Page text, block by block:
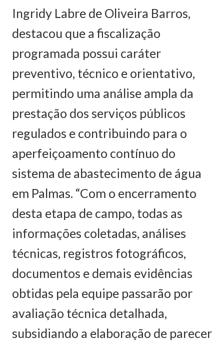
Ingridy Labre de Oliveira Barros,
destacou que a fiscalização
programada possui caráter
preventivo, técnico e orientativo,
permitindo uma análise ampla da
prestação dos serviços públicos
regulados e contribuindo para o
aperfeiçoamento contínuo do
sistema de abastecimento de água
em Palmas. “Com o encerramento
desta etapa de campo, todas as
informações coletadas, análises
técnicas, registros fotográficos,
documentos e demais evidências
obtidas pela equipe passarão por
avaliação técnica detalhada,
subsidiando a elaboração de parecer